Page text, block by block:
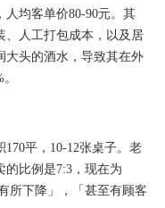
均客单价80-90元。其
、人工打包成本，以及居
大头的酒水，导致其在外
平，10-12张桌子。老
的比例是7:3，现在为
所下降」，「甚至有顾客